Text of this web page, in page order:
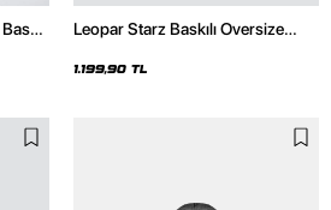
Leopar Starz Baskılı Oversize
1.199,90 TL